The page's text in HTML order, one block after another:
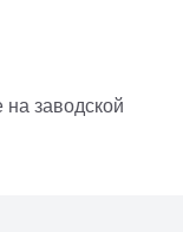
заводской